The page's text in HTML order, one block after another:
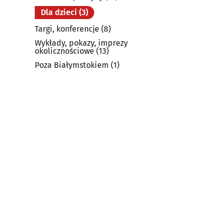
Dla dzieci (3)
Targi, konferencje (8)
Wykłady, pokazy, imprezy
okolicznościowe (13)
Poza Białymstokiem (1)